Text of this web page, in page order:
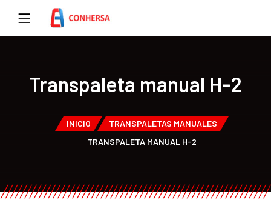
Transpaleta manual H-2
INICIO
TRANSPALETAS MANUALES
TRANSPALETA MANUAL H-2